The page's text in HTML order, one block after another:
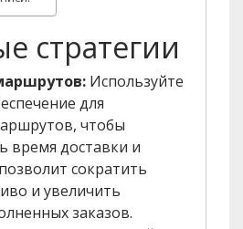
стратегии
Используйте
для
чтобы
время доставки и
сократить
и увеличить
заказов.